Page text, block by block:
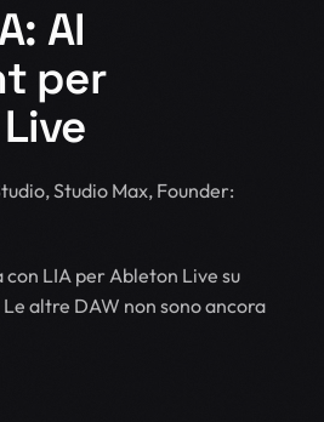
AI
per
Studio Max, Founder:
LIA per Ableton Live su
altre DAW non sono ancora